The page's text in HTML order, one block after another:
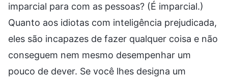
imparcial para com as pessoas? (É imparcial.)
Quanto aos idiotas com inteligência prejudicada,
eles são incapazes de fazer qualquer coisa e não
conseguem nem mesmo desempenhar um
pouco de dever. Se você lhes designa um